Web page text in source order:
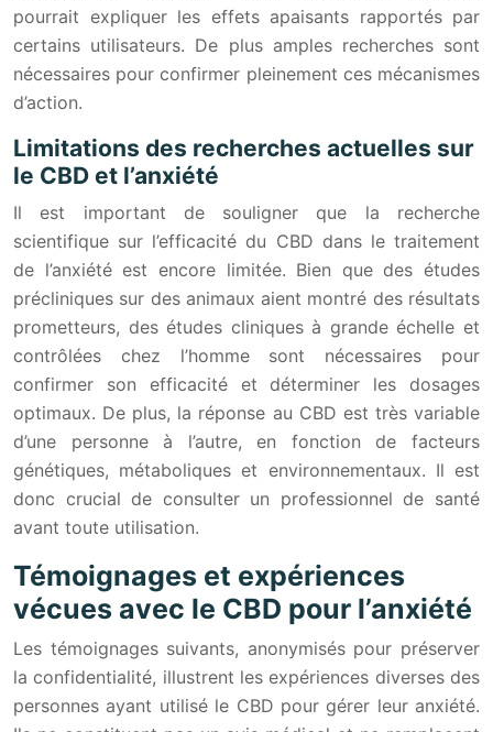
pourrait expliquer les effets apaisants rapportés par
certains utilisateurs. De plus amples recherches sont
nécessaires pour confirmer pleinement ces mécanismes
d’action.
Limitations des recherches actuelles sur
le CBD et l’anxiété
Il est important de souligner que la recherche
scientifique sur l’efficacité du CBD dans le traitement
de l’anxiété est encore limitée. Bien que des études
précliniques sur des animaux aient montré des résultats
prometteurs, des études cliniques à grande échelle et
contrôlées chez l’homme sont nécessaires pour
confirmer son efficacité et déterminer les dosages
optimaux. De plus, la réponse au CBD est très variable
d’une personne à l’autre, en fonction de facteurs
génétiques, métaboliques et environnementaux. Il est
donc crucial de consulter un professionnel de santé
avant toute utilisation.
Témoignages et expériences
vécues avec le CBD pour l’anxiété
Les témoignages suivants, anonymisés pour préserver
la confidentialité, illustrent les expériences diverses des
personnes ayant utilisé le CBD pour gérer leur anxiété.